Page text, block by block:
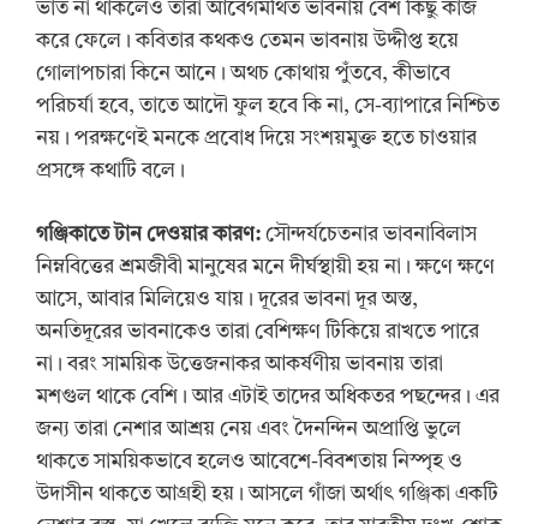
ভাত না থাকলেও তারা আবেগমথিত ভাবনায় বেশ কিছু কাজ
করে ফেলে। কবিতার কথকও তেমন ভাবনায় উদ্দীপ্ত হয়ে
গোলাপচারা কিনে আনে। অথচ কোথায় পুঁতবে, কীভাবে
পরিচর্যা হবে, তাতে আদৌ ফুল হবে কি না, সে-ব্যাপারে নিশ্চিত
নয়। পরক্ষণেই মনকে প্রবোধ দিয়ে সংশয়মুক্ত হতে চাওয়ার
প্রসঙ্গে কথাটি বলে।
গঞ্জিকাতে টান দেওয়ার কারণ: সৌন্দর্যচেতনার ভাবনাবিলাস
নিম্নবিত্তের শ্রমজীবী মানুষের মনে দীর্ঘস্থায়ী হয় না। ক্ষণে ক্ষণে
আসে, আবার মিলিয়েও যায়। দূরের ভাবনা দূর অস্ত,
অনতিদূরের ভাবনাকেও তারা বেশিক্ষণ টিকিয়ে রাখতে পারে
না। বরং সাময়িক উত্তেজনাকর আকর্ষণীয় ভাবনায় তারা
মশগুল থাকে বেশি। আর এটাই তাদের অধিকতর পছন্দের। এর
জন্য তারা নেশার আশ্রয় নেয় এবং দৈনন্দিন অপ্রাপ্তি ভুলে
থাকতে সাময়িকভাবে হলেও আবেশে-বিবশতায় নিস্পৃহ ও
উদাসীন থাকতে আগ্রহী হয়। আসলে গাঁজা অর্থাৎ গঞ্জিকা একটি